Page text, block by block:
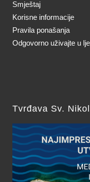
Smještaj
Korisne informacije
Pravila ponašanja
Odgovorno uživajte u
Tvrđava Sv.